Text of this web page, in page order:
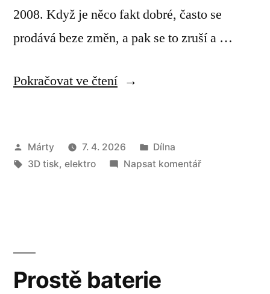
2008. Když je něco fakt dobré, často se
prodává beze změn, a pak se to zruší a …
Pokračovat ve čtení„Nabíjecí
pro
Roland
Autor
Márty 7. 4. 2026
Publikováno
v
Dílna
Štítky:
3D tisk, elektro Napsat komentářpro
Prostě baterie